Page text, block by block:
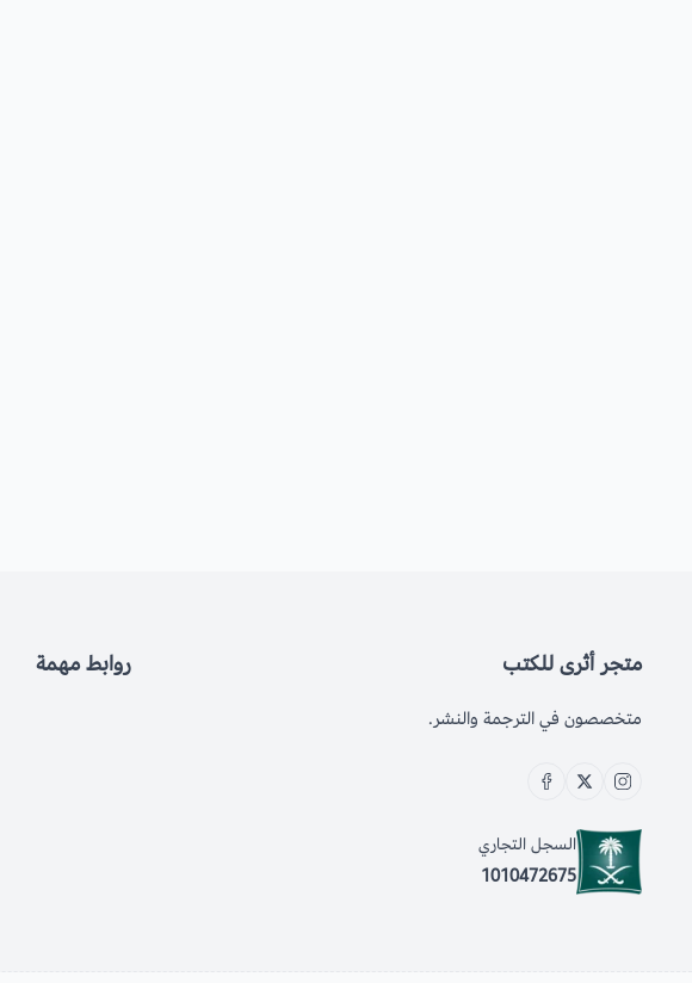
متجر أثرى للكتب
متخصصون في الترجمة والنشر.
السجل التجاري
1010472675
روابط مهمة